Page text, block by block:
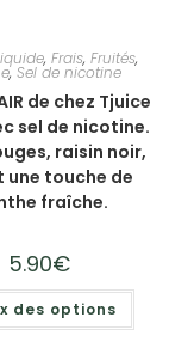
, Frais, Fruités,
, Sel de nicotine
de chez Tjuice
sel de nicotine.
raisin noir,
une touche de
fraîche.
5.90€
des options